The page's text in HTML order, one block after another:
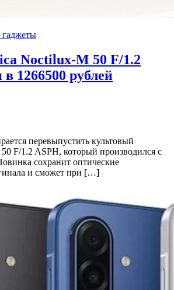
Noctilux-M 50 F/1.2
1266500 рублей
перевыпустить культовый
F/1.2 ASPH, который производился с
сохранит оптические
и сможет при […]